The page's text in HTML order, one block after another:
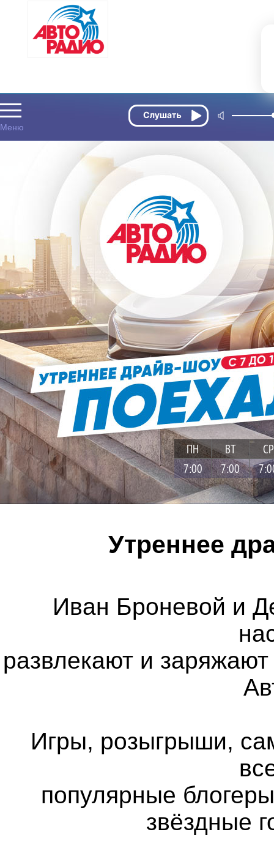
ПН ВТ
СР
7:00
7:00
Утреннее
Иван Броневой и
развлекают и
Игры, розыгрыши,
популярные
звёздные